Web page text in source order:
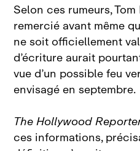
Selon ces rumeurs,
remercié avant même
ne soit officiellement
d’écriture aurait
vue d’un possible feu
envisagé en septembre.
The Hollywood
ces informations,